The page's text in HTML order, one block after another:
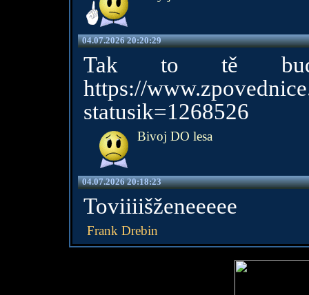
04.07.2026 20:20:29
Tak to tě
https://
statusik=1268526
Bivoj DO lesa
04.07.2026 20:18:23
Toviiiišženeeeee
Frank Drebin